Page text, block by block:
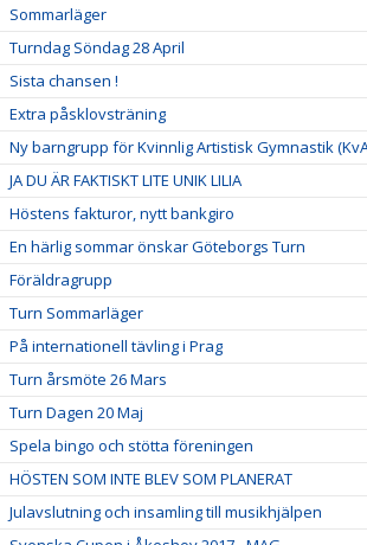
Sommarläger
Turndag Söndag 28 April
Sista chansen !
Extra påsklovsträning
Ny barngrupp för Kvinnlig Artistisk Gymnastik
JA DU ÄR FAKTISKT LITE UNIK LILIA
Höstens fakturor, nytt bankgiro
En härlig sommar önskar Göteborgs Turn
Föräldragrupp
Turn Sommarläger
På internationell tävling i Prag
Turn årsmöte 26 Mars
Turn Dagen 20 Maj
Spela bingo och stötta föreningen
HÖSTEN SOM INTE BLEV SOM PLANERAT
Julavslutning och insamling till musikhjälpen